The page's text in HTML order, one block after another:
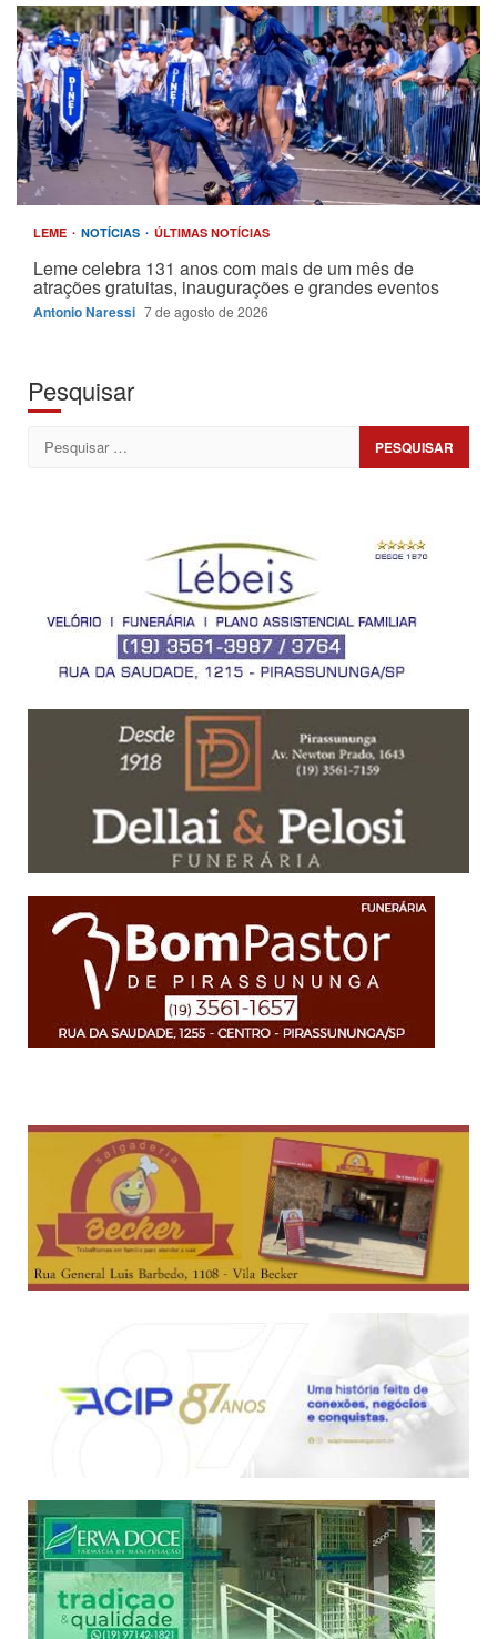
LEME NOTÍCIAS ÚLTIMAS NOTÍCIAS
Leme celebra 131 anos com mais de um mês de
atrações gratuitas, inaugurações e grandes eventos
Antonio Naressi 7 de agosto de 2026
Pesquisar
Pesquisar